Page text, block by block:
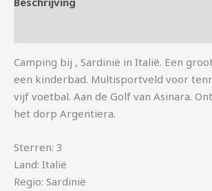
Camping bij , Sardinië in Italië. Een
een kinderbad. Multisportveld voor
vijf voetbal. Aan de Golf van Asinara.
het dorp Argentiera.
Sterren: 3
Land: Italië
Regio: Sardinië